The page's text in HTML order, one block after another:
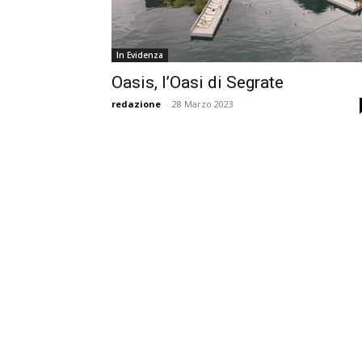
In Evidenza
Oasis, l’Oasi di Segrate
redazione - 28 Marzo 2023